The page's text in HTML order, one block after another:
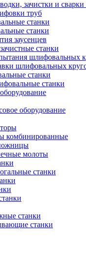
зачистки и сварки
труб
станки
станки
заусенцев
станки
шлифовальных
шлифовальных
станки
станки
оборудование
комбинированные
молоты
станки
станки
станки